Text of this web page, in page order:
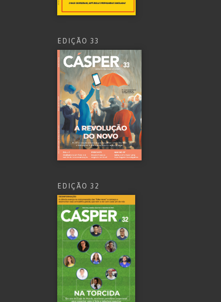
EDIÇÃO 33
EDIÇÃO 32